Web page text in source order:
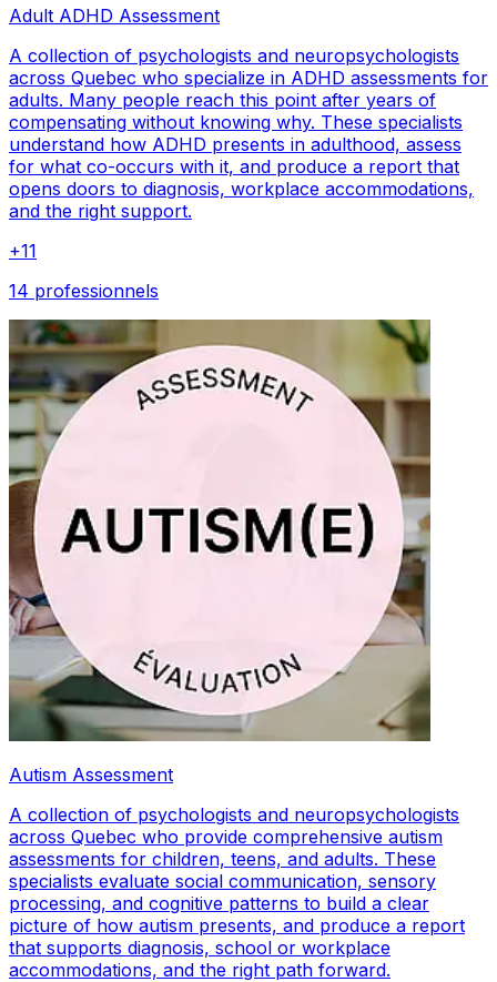
Adult ADHD Assessment
A collection of psychologists and neuropsychologists
across Quebec who specialize in ADHD assessments for
adults. Many people reach this point after years of
compensating without knowing why. These specialists
understand how ADHD presents in adulthood, assess
for what co-occurs with it, and produce a report that
opens doors to diagnosis, workplace accommodations,
and the right support.
+11
14 professionnels
Autism Assessment
A collection of psychologists and neuropsychologists
across Quebec who provide comprehensive autism
assessments for children, teens, and adults. These
specialists evaluate social communication, sensory
processing, and cognitive patterns to build a clear
picture of how autism presents, and produce a report
that supports diagnosis, school or workplace
accommodations, and the right path forward.